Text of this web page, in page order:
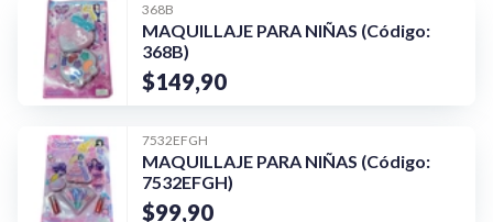
¡Quiero una
tienda así para mi
emprendimiento!
368B
MAQUILLAJE PARA NIÑAS (Código:
368B)
$149,90
7532EFGH
MAQUILLAJE PARA NIÑAS (Código:
7532EFGH)
$99,90